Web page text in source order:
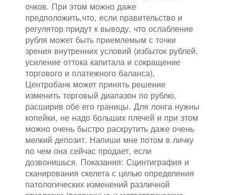
очков. При этом можно даже
предположить,что, если правительство и
регулятор придут к выводу, что ослабление
рубля может быть приемлемым с точки
зрения внутренних условий (избыток рублей,
усиление оттока капитала и сокращение
торгового и платежного баланса),
Центробанк может принять решение
изменить торговый диапазон по рублю,
расширив обе его границы. Для лонга нужны
копейки, не надо больших плечей и при этом
можно очень быстро раскрутить даже очень
мелкий депозит. Напиши мне потом в личку
по чем она сейчас продает, если
дозвонишься. Показания: Сцинтиграфия и
сканирования скелета с целью определения
патологических изменений различной